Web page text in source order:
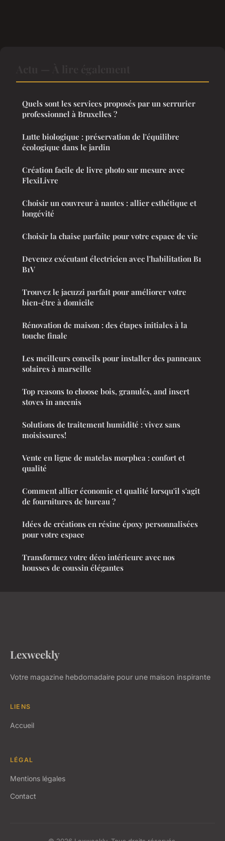
Quels sont les services proposés par un serrurier
professionnel à Bruxelles ?
Lutte biologique : préservation de l'équilibre
écologique dans le jardin
Création facile de livre photo sur mesure avec
FlexiLivre
Choisir un couvreur à nantes : allier esthétique et
longévité
Choisir la chaise parfaite pour votre espace de vie
Devenez exécutant électricien avec l'habilitation B1
B1V
Trouvez le jacuzzi parfait pour améliorer votre
bien-être à domicile
Rénovation de maison : des étapes initiales à la
touche finale
Les meilleurs conseils pour installer des panneaux
solaires à marseille
Top reasons to choose bois, granulés, and insert
stoves in ancenis
Solutions de traitement humidité : vivez sans
moisissures!
Vente en ligne de matelas morphea : confort et
qualité
Comment allier économie et qualité lorsqu'il s'agit
de fournitures de bureau ?
Idées de créations en résine époxy personnalisées
pour votre espace
Transformez votre déco intérieure avec nos
housses de coussin élégantes
Lexweekly
Votre magazine hebdomadaire pour une maison inspirante
LIENS
Accueil
LÉGAL
Mentions légales
Contact